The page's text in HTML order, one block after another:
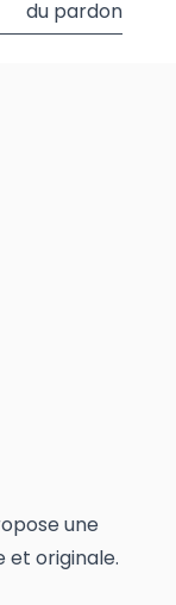
du pardon
une
originale.